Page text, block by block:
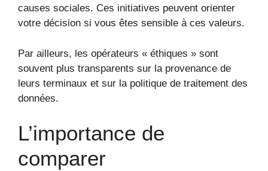
causes sociales. Ces initiatives peuvent orienter
votre décision si vous êtes sensible à ces valeurs.
Par ailleurs, les opérateurs « éthiques » sont
souvent plus transparents sur la provenance de
leurs terminaux et sur la politique de traitement des
données.
L’importance de
comparer